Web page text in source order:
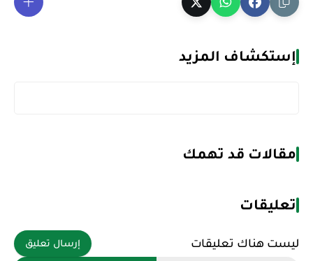
إستكشاف المزيد
مقالات قد تهمك
تعليقات
ليست هناك تعليقات إرسال تعليق